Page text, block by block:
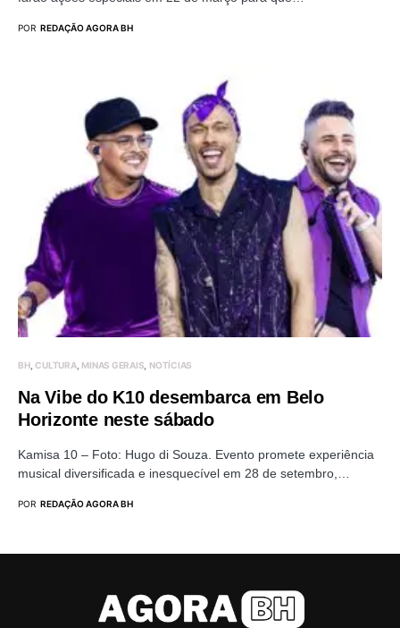
POR REDAÇÃO AGORA BH
BH CULTURA MINAS GERAIS NOTÍCIAS
Na Vibe do K10 desembarca em Belo
Horizonte neste sábado
Kamisa 10 – Foto: Hugo di Souza. Evento promete experiência
musical diversificada e inesquecível em 28 de setembro,…
POR REDAÇÃO AGORA BH